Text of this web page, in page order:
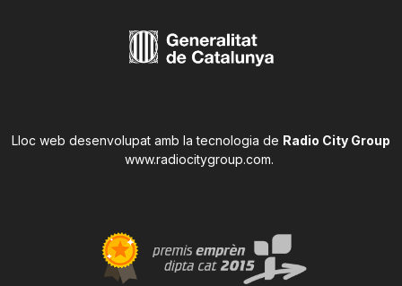
Lloc web desenvolupat amb la tecnologia de Radio City Group
www.radiocitygroup.com.